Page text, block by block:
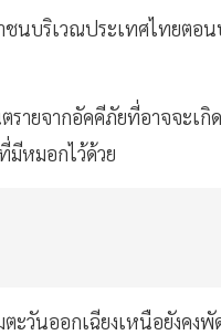
ชนบริเวณประเทศไทยตอ
รายจากอัคคีภัยที่อาจจะเ
มีหมอกไว้ด้วย
ะวันออกเฉียงเหนือยังคง